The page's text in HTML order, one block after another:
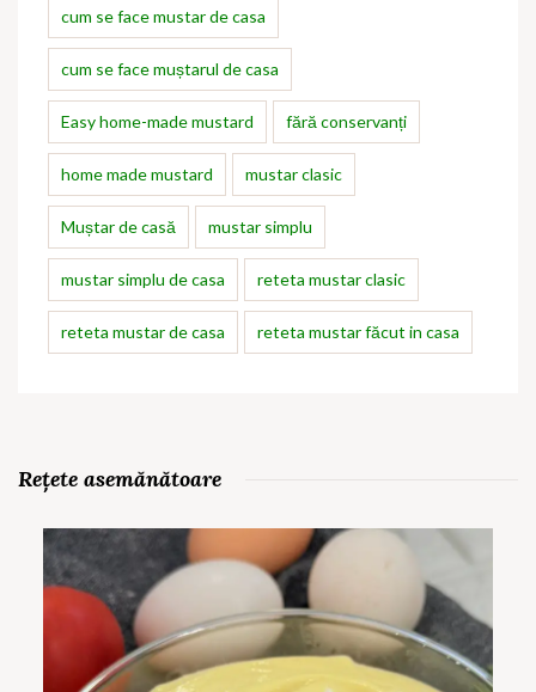
cum se face mustar de casa
cum se face muștarul de casa
Easy home-made mustard fără conservanți
home made mustard mustar clasic
Muștar de casă mustar simplu
mustar simplu de casa reteta mustar clasic
reteta mustar de casa reteta mustar făcut in casa
Rețete asemănătoare